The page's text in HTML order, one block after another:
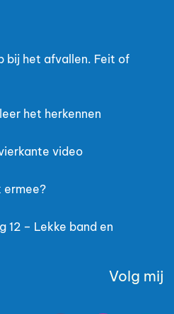
bij het afvallen. Feit of
het herkennen
video
ermee?
12 – Lekke band en
Volg mij